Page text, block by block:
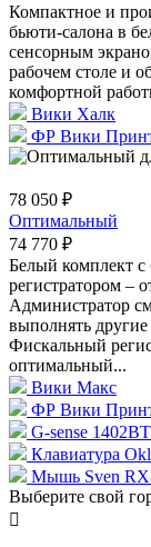
Компактное и
бьюти-салона в
сенсорным
рабочем столе и
комфортной
Вики Халк
ФР Вики
78 050 ₽
Оптимальный
74 770 ₽
Белый комплект
регистратором –
Администратор
выполнять
Фискальный
оптимальный...
Вики Макс
ФР Вики
G-sense 1402BT
Клавиатура
Мышь Sven
Выберите свой
